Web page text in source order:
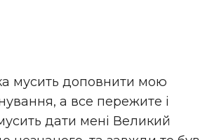
мусить доповнити мою
а все пережите і
дати мені Великий